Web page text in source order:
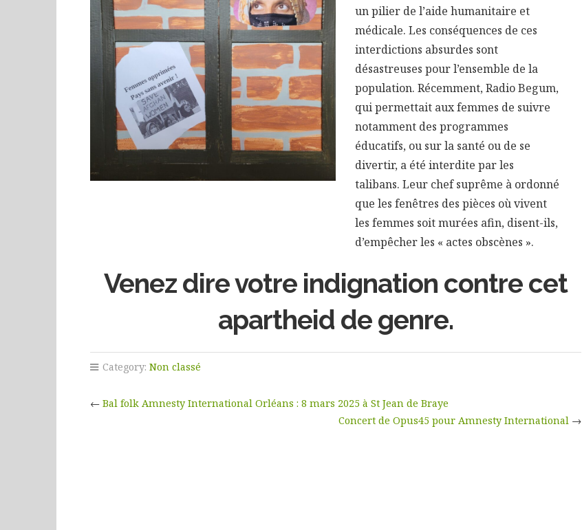
un pilier de l’aide humanitaire et
médicale. Les conséquences de ces
interdictions absurdes sont
désastreuses pour l’ensemble de la
population. Récemment, Radio Begum,
qui permettait aux femmes de suivre
notamment des programmes
éducatifs, ou sur la santé ou de se
divertir, a été interdite par les
talibans. Leur chef suprême à ordonné
que les fenêtres des pièces où vivent
les femmes soit murées afin, disent-ils,
d’empêcher les « actes obscènes ».
Venez dire votre indignation contre cet
apartheid de genre.
Category: Non classé
← Bal folk Amnesty International Orléans : 8 mars 2025 à St Jean de Braye
Concert de Opus45 pour Amnesty International→